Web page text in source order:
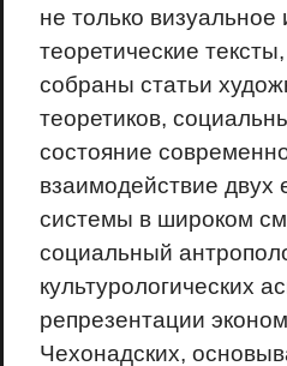
не только
теоретические
собраны статьи
теоретиков,
состояние
взаимодействие двух
системы в широком
социальный
культурологических
репрезентации
Чехонадских,